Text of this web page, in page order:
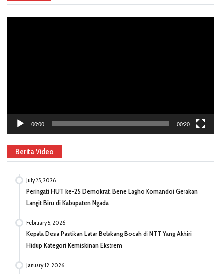
00:00 00:20
Berita Video
July 25, 2026
Peringati HUT ke-25 Demokrat, Bene Lagho Komandoi Gerakan
Langit Biru di Kabupaten Ngada
February 5, 2026
Kepala Desa Pastikan Latar Belakang Bocah di NTT Yang Akhiri
Hidup Kategori Kemiskinan Ekstrem
January 12, 2026